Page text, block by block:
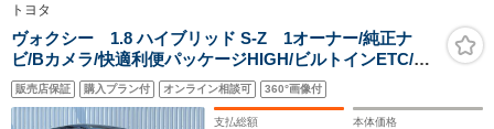
トヨタ
ヴォクシー 1.8 ハイブリッド S-Z 1オーナー/純正ナ
ビ/Bカメラ/快適利便パッケージHIGH/ビルトインETC/D
レコーダー/デジタルインナーミラー/HUD/BSM/プロジェ
クター式LEDライト/PBドア/ハンズフリー両側自動ドア
販売店保証 購入プラン付 オンライン相談可 360°画像付
支払総額 本体価格